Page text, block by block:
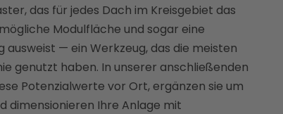
das für jedes Dach im Kreisgebiet das
Modulfläche und sogar eine
— ein Werkzeug, das die meisten
genutzt haben. In unserer anschließenden
Potenzialwerte vor Ort, ergänzen sie um
dimensionieren Ihre Anlage mit